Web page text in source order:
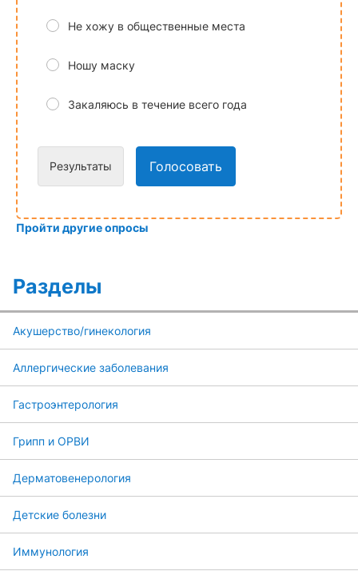
Разделы
Акушерство/гинекология
Аллергические заболевания
Гастроэнтерология
Грипп и ОРВИ
Дерматовенерология
Детские болезни
Иммунология
Не хожу в общественные места
Ношу маску
Закаляюсь в течение всего года
Результаты Голосовать
Пройти другие опросы